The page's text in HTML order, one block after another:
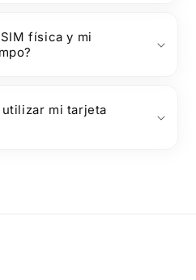
física y mi
mi tarjeta